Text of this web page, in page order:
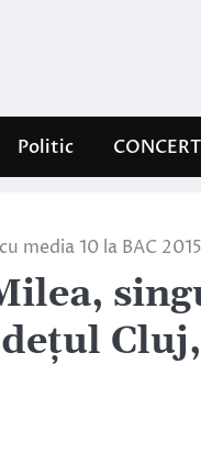
Politic
media 10 la BAC